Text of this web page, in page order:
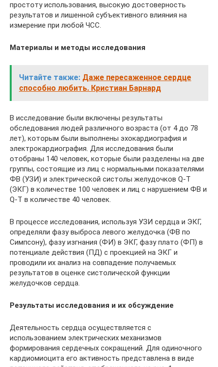
простоту использования, высокую достоверность
результатов и лишенной субъективного влияния на
измерение при любой ЧСС.
Материалы и методы исследования
Читайте также: Даже пересаженное сердце
способно любить. Кристиан Барнард
В исследование были включены результаты
обследования людей различного возраста (от 4 до 78
лет), которым были выполнены эхокардиография и
электрокардиография. Для исследования были
отобраны 140 человек, которые были разделены на две
группы, состоящие из лиц с нормальными показателями
ФВ (УЗИ) и электрической систолы желудочков Q-T
(ЭКГ) в количестве 100 человек и лиц с нарушением ФВ и
Q-T в количестве 40 человек.
В процессе исследования, используя УЗИ сердца и ЭКГ,
определяли фазу выброса левого желудочка (ФВ по
Симпсону), фазу изгнания (ФИ) в ЭКГ, фазу плато (ФП) в
потенциале действия (ПД) с проекцией на ЭКГ и
проводили их анализ на совпадение получаемых
результатов в оценке систолической функции
желудочков сердца.
Результаты исследования и их обсуждение
Деятельность сердца осуществляется с
использованием электрических механизмов
формирования сердечных сокращений. Для одиночного
кардиомиоцита его активность представлена в виде